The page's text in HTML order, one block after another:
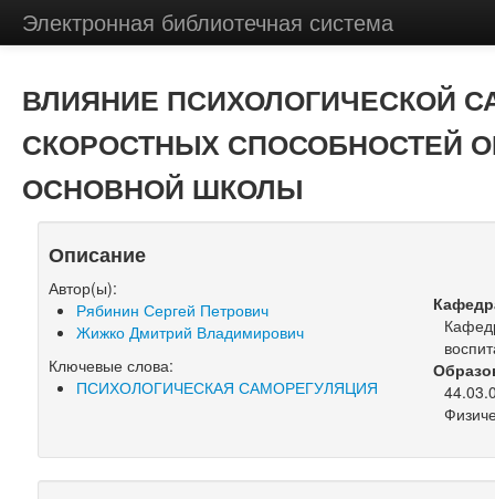
Электронная библиотечная система
ВЛИЯНИЕ ПСИХОЛОГИЧЕСКОЙ
СКОРОСТНЫХ СПОСОБНОСТЕЙ
ОСНОВНОЙ ШКОЛЫ
Описание
Автор(ы):
Рябинин Сергей Петрович
Жижко Дмитрий Владимирович
Ключевые слова:
ПСИХОЛОГИЧЕСКАЯ САМОРЕГУЛЯЦИЯ